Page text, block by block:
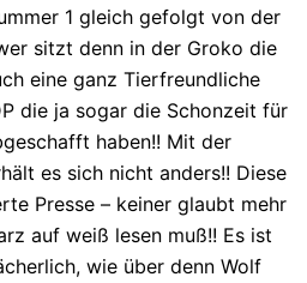
1 gleich gefolgt von der
sitzt denn in der Groko die
eine ganz Tierfreundliche
die ja sogar die Schonzeit für
haben!! Mit der
es sich nicht anders!! Diese
Presse – keiner glaubt mehr
auf weiß lesen muß!! Es ist
wie über denn Wolf